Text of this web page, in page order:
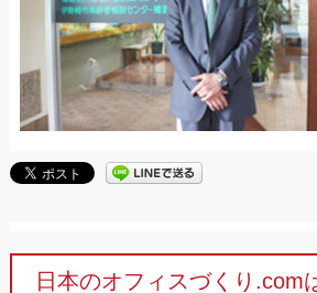
日本のオフィスづくり.com